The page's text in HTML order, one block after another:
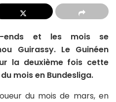
ends et les mois se
Guirassy. Le Guinéen
la deuxième fois cette
mois en Bundesliga.
du mois de mars, en